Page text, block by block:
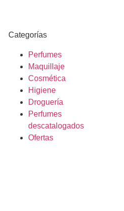
Categorías
Perfumes
Maquillaje
Cosmética
Higiene
Droguería
Perfumes
descatalogados
Ofertas